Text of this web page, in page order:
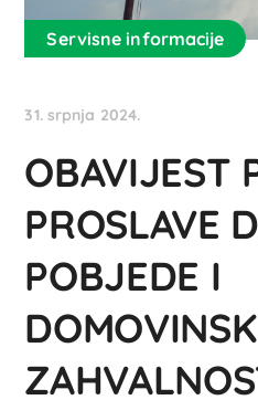
Servisne informacije
31. srpnja 2024.
OBAVIJEST
PROSLAVE
POBJEDE I